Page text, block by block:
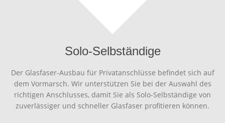
Solo-Selbständige
Der Glasfaser-Ausbau für Privatanschlüsse befindet sich auf
dem Vormarsch. Wir unterstützen Sie bei der Auswahl des
richtigen Anschlusses, damit Sie als Solo-Selbständige von
zuverlässiger und schneller Glasfaser profitieren können.